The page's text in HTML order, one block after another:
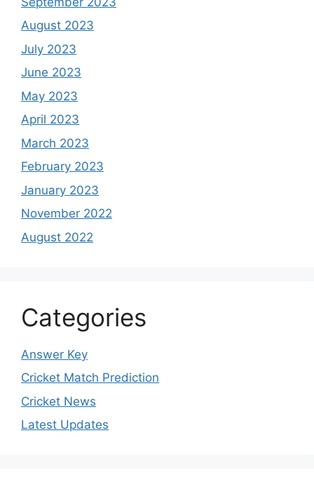
August 2023
July 2023
June 2023
May 2023
April 2023
March 2023
February 2023
January 2023
November 2022
August 2022
Categories
Answer Key
Cricket Match Prediction
Cricket News
Latest Updates